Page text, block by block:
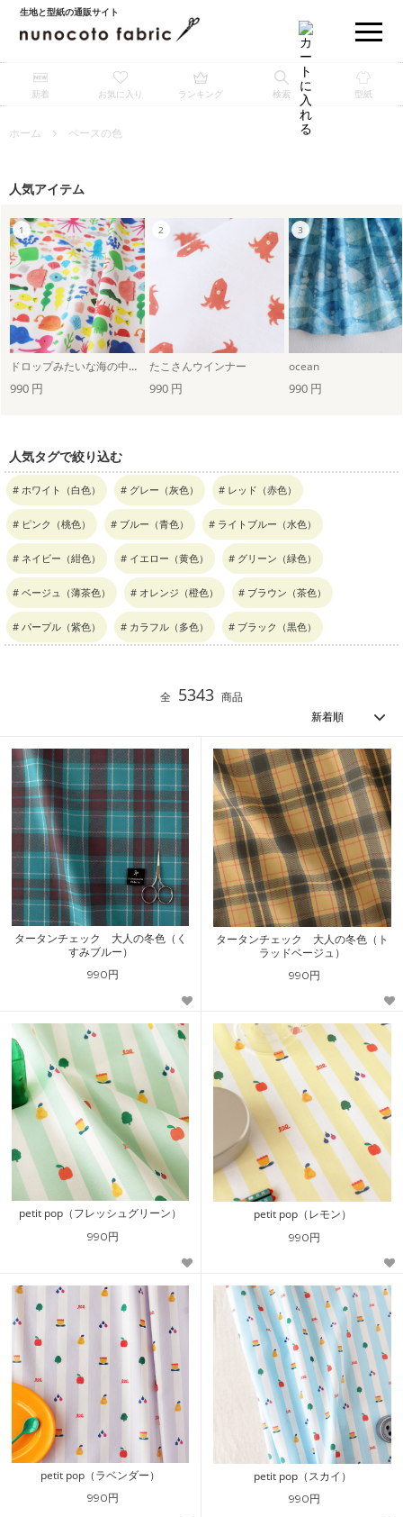
生地と型紙の通販サイト
新着 お気に入り ランキング 検索 型紙
ホーム ベースの色
人気アイテム
ドロップみたいな海の中（ホワイト） たこさんウインナー ocean
990 円 990 円 990 円
人気タグで絞り込む
# ホワイト（白色） # グレー（灰色） # レッド（赤色）
# ピンク（桃色） # ブルー（青色） # ライトブルー（水色）
# ネイビー（紺色） # イエロー（黄色） # グリーン（緑色）
# ベージュ（薄茶色） # オレンジ（橙色） # ブラウン（茶色）
# パープル（紫色） # カラフル（多色） # ブラック（黒色）
全 5343 商品
タータンチェック 大人の冬色（く
すみブルー）
990円
タータンチェック 大人の冬色（ト
ラッドベージュ）
990円
petit pop（フレッシュグリーン）
990円
petit pop（レモン）
990円
petit pop（ラベンダー）
990円
petit pop（スカイ）
990円